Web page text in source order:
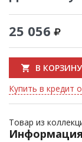
25 056
В КОРЗИНУ
Купить в кредит
Товар из